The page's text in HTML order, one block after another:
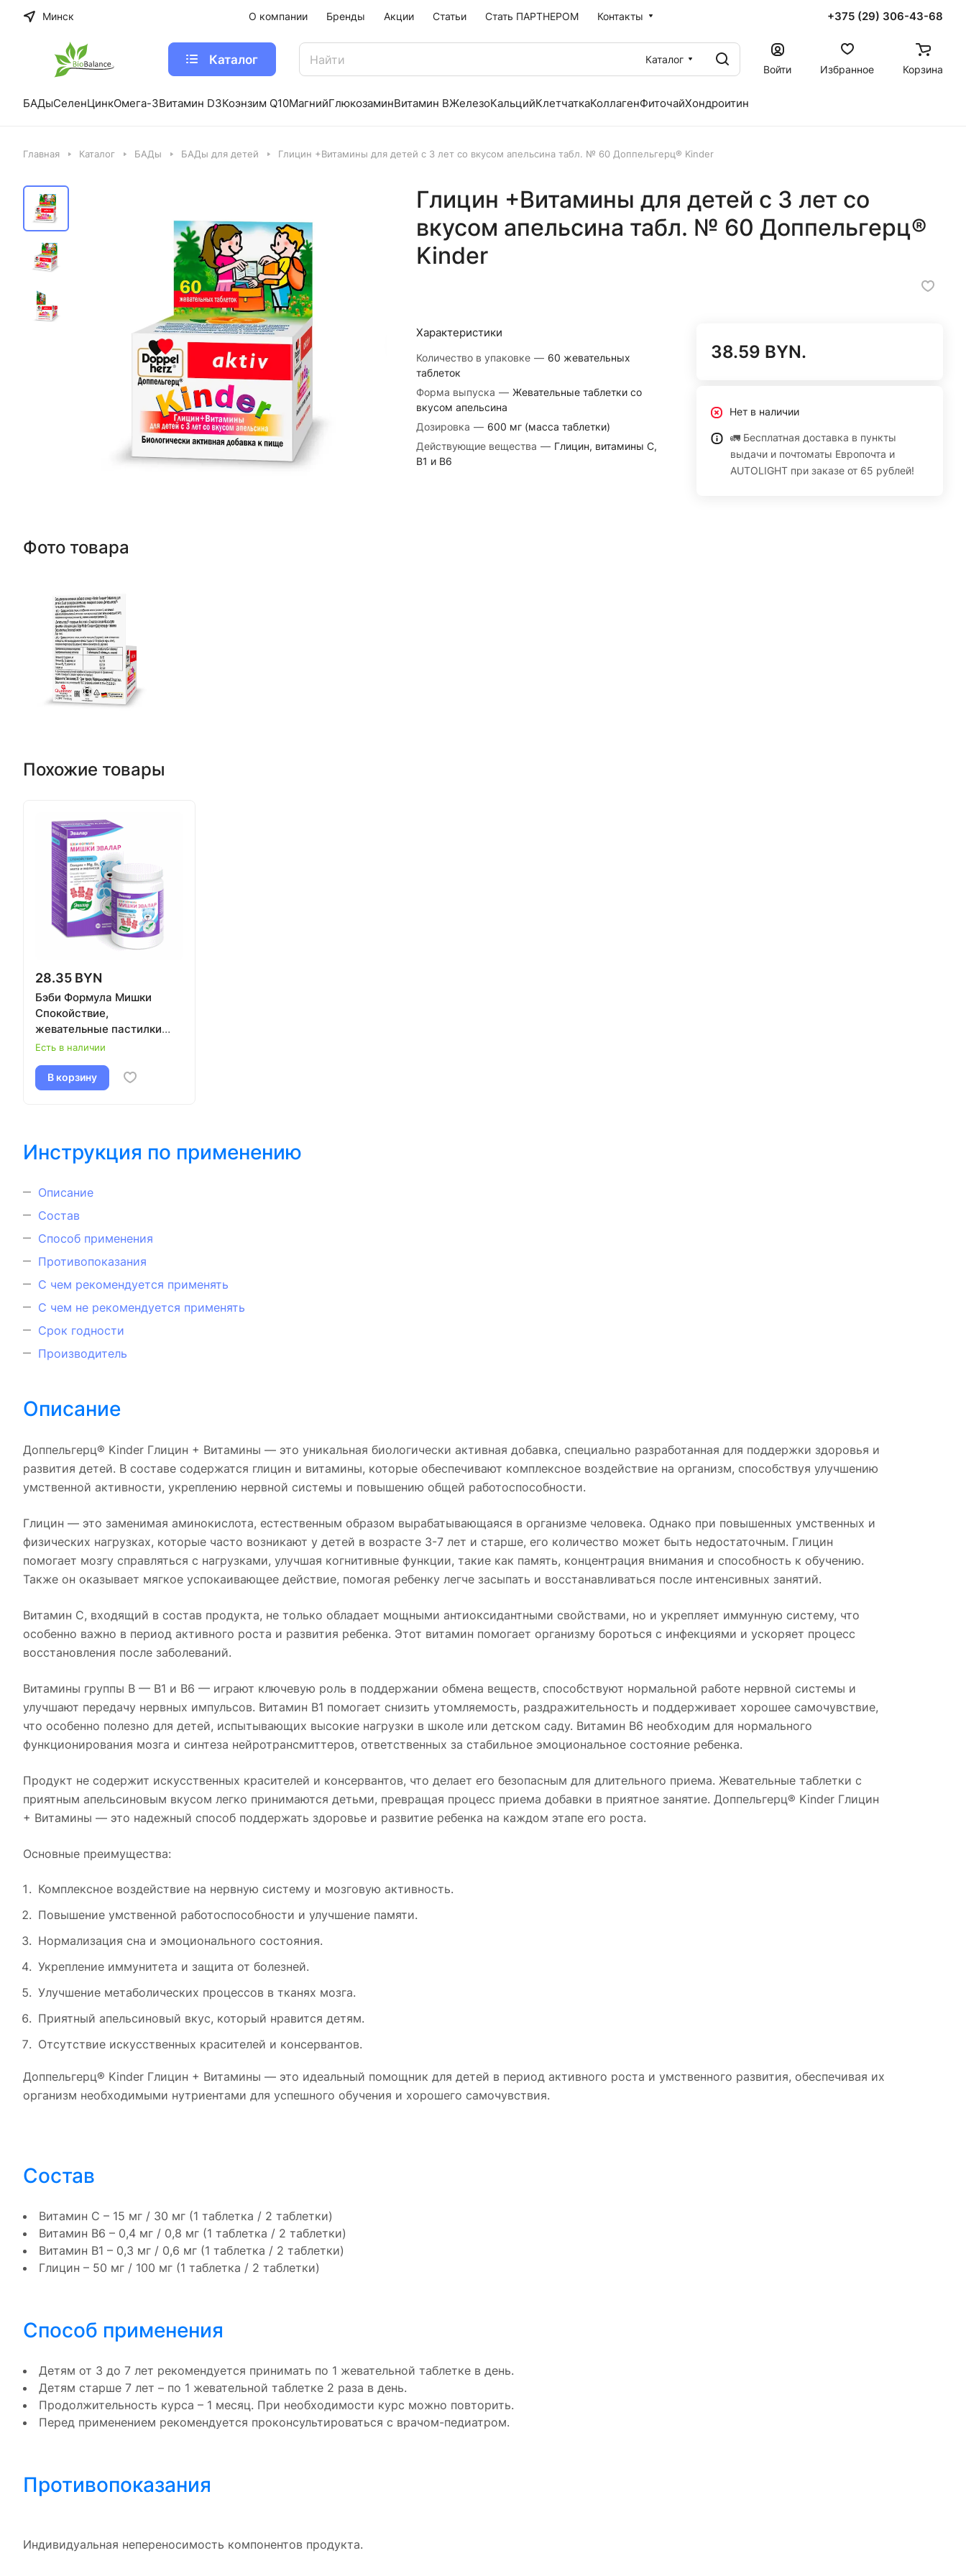
Минск О компании Бренды Акции Статьи Стать ПАРТНЕРОМ Контакты +375 (29) 306-43-68
Каталог
Каталог
Войти
Избранное Корзина
БАДыСеленЦинкОмега-3Витамин D3Коэнзим Q10МагнийГлюкозаминВитамин BЖелезоКальцийКлетчаткаКоллагенФиточайХондроитин
Главная Каталог БАДы БАДы для детей Глицин +Витамины для детей с 3 лет со вкусом апельсина табл. № 60 Доппельгерц® Kinder
Глицин +Витамины для детей с 3 лет со
вкусом апельсина табл. № 60 Доппельгерц®
Kinder
Характеристики
Количество в упаковке — 60 жевательных
таблеток
Форма выпуска — Жевательные таблетки со
вкусом апельсина
Дозировка — 600 мг (масса таблетки)
Действующие вещества — Глицин, витамины С,
В1 и В6
38.59 BYN.
Нет в наличии
🚛 Бесплатная доставка в пункты
выдачи и почтоматы Европочта и
AUTOLIGHT при заказе от 65 рублей!
Фото товара
Похожие товары
28.35 BYN
Бэби Формула Мишки
Спокойствие,
жевательные пастилки
№30 по 2,5 г (глицин, мята,
Есть в наличии
В корзину
Инструкция по применению
Описание
Состав
Способ применения
Противопоказания
С чем рекомендуется применять
С чем не рекомендуется применять
Срок годности
Производитель
Описание
Доппельгерц® Kinder Глицин + Витамины — это уникальная биологически активная добавка, специально разработанная для поддержки здоровья и
развития детей. В составе содержатся глицин и витамины, которые обеспечивают комплексное воздействие на организм, способствуя улучшению
умственной активности, укреплению нервной системы и повышению общей работоспособности.
Глицин — это заменимая аминокислота, естественным образом вырабатывающаяся в организме человека. Однако при повышенных умственных и
физических нагрузках, которые часто возникают у детей в возрасте 3-7 лет и старше, его количество может быть недостаточным. Глицин
помогает мозгу справляться с нагрузками, улучшая когнитивные функции, такие как память, концентрация внимания и способность к обучению.
Также он оказывает мягкое успокаивающее действие, помогая ребенку легче засыпать и восстанавливаться после интенсивных занятий.
Витамин С, входящий в состав продукта, не только обладает мощными антиоксидантными свойствами, но и укрепляет иммунную систему, что
особенно важно в период активного роста и развития ребенка. Этот витамин помогает организму бороться с инфекциями и ускоряет процесс
восстановления после заболеваний.
Витамины группы В — В1 и В6 — играют ключевую роль в поддержании обмена веществ, способствуют нормальной работе нервной системы и
улучшают передачу нервных импульсов. Витамин В1 помогает снизить утомляемость, раздражительность и поддерживает хорошее самочувствие,
что особенно полезно для детей, испытывающих высокие нагрузки в школе или детском саду. Витамин В6 необходим для нормального
функционирования мозга и синтеза нейротрансмиттеров, ответственных за стабильное эмоциональное состояние ребенка.
Продукт не содержит искусственных красителей и консервантов, что делает его безопасным для длительного приема. Жевательные таблетки с
приятным апельсиновым вкусом легко принимаются детьми, превращая процесс приема добавки в приятное занятие. Доппельгерц® Kinder Глицин
+ Витамины — это надежный способ поддержать здоровье и развитие ребенка на каждом этапе его роста.
Основные преимущества:
Комплексное воздействие на нервную систему и мозговую активность.
Повышение умственной работоспособности и улучшение памяти.
Нормализация сна и эмоционального состояния.
Укрепление иммунитета и защита от болезней.
Улучшение метаболических процессов в тканях мозга.
Приятный апельсиновый вкус, который нравится детям.
Отсутствие искусственных красителей и консервантов.
Доппельгерц® Kinder Глицин + Витамины — это идеальный помощник для детей в период активного роста и умственного развития, обеспечивая их
организм необходимыми нутриентами для успешного обучения и хорошего самочувствия.
Состав
Витамин C – 15 мг / 30 мг (1 таблетка / 2 таблетки)
Витамин В6 – 0,4 мг / 0,8 мг (1 таблетка / 2 таблетки)
Витамин В1 – 0,3 мг / 0,6 мг (1 таблетка / 2 таблетки)
Глицин – 50 мг / 100 мг (1 таблетка / 2 таблетки)
Способ применения
Детям от 3 до 7 лет рекомендуется принимать по 1 жевательной таблетке в день.
Детям старше 7 лет – по 1 жевательной таблетке 2 раза в день.
Продолжительность курса – 1 месяц. При необходимости курс можно повторить.
Перед применением рекомендуется проконсультироваться с врачом-педиатром.
Противопоказания
Индивидуальная непереносимость компонентов продукта.